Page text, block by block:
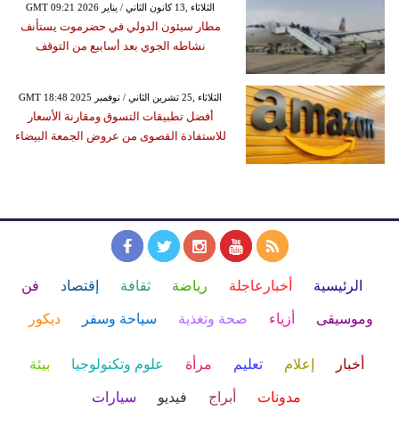
GMT 09:21 2026 الثلاثاء ,13 كانون الثاني / يناير
مطار سيئون الدولي في حضرموت يستأنف
نشاطه الجوي بعد أسابيع من التوقف
GMT 18:48 2025 الثلاثاء ,25 تشرين الثاني / نوفمبر
أفضل تطبيقات التسوق ومقارنة الأسعار
للاستفادة القصوى من عروض الجمعة البيضاء
الرئيسية أخبارعاجلة رياضة ثقافة إقتصاد فن
وموسيقى أزياء صحة وتغذية سياحة وسفر ديكور
أخبار إعلام تعليم مرأة علوم وتكنولوجيا بيئة
مدونات أبراج فيديو سيارات